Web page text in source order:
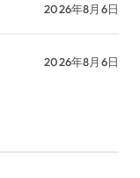
2026年8月6日
2026年8月6日